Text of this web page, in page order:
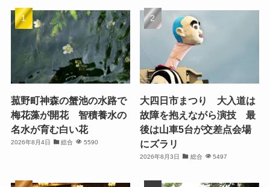
菰野町神森の蟹池の水路で
梅花藻が開花 智積養水の
名水が育む白い花
2026年8月4日 総合 5590
大四日市まつり 大入道は
故障を抱えながら演技 最
後は山車5台が交差点会場
にズラリ
2026年8月3日 総合 5497